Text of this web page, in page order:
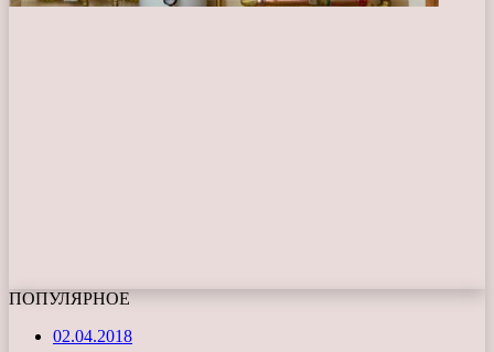
ПОПУЛЯРНОЕ
02.04.2018